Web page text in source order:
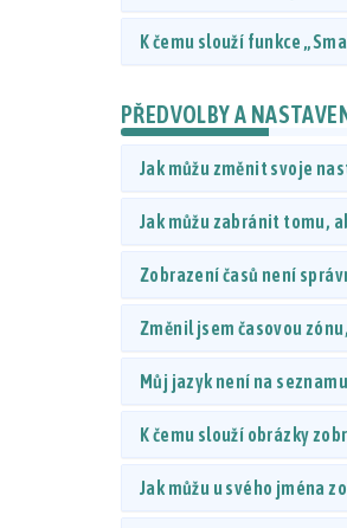
K čemu slouží funkce
PŘEDVOLBY A
Jak můžu změnit svoje
Jak můžu zabránit tomu,
Zobrazení časů není
Změnil jsem časovou
Můj jazyk není na
K čemu slouží obrázky
Jak můžu u svého jména